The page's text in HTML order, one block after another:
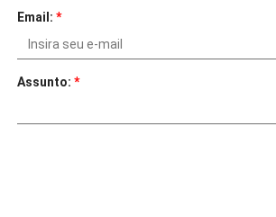
Email: *
Assunto: *